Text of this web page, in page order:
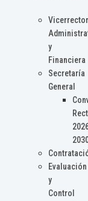
y
Financiera
Secretaría
General
Evaluación
y
Control